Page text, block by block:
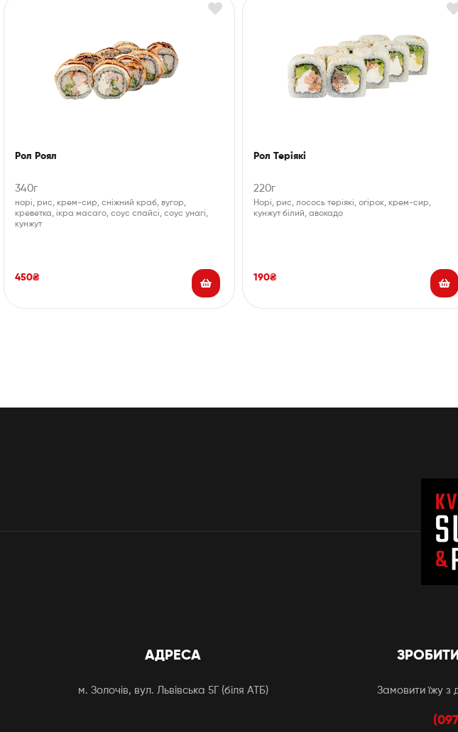
Рол Роял
340г
норі, рис, крем-сир, сніжний краб, вугор,
креветка, ікра масаго, соус спайсі, соус унагі,
кунжут
450₴
Рол Теріякі
220г
Норі, рис, лосось теріякі, огірок, крем-сир,
кунжут білий, авокадо
190₴
АДРЕСА
м. Золочів, вул. Львівська 5Г (біля АТБ) Замовити їжу з